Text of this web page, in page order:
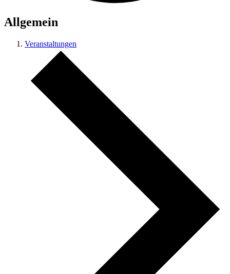
Allgemein
Veranstaltungen